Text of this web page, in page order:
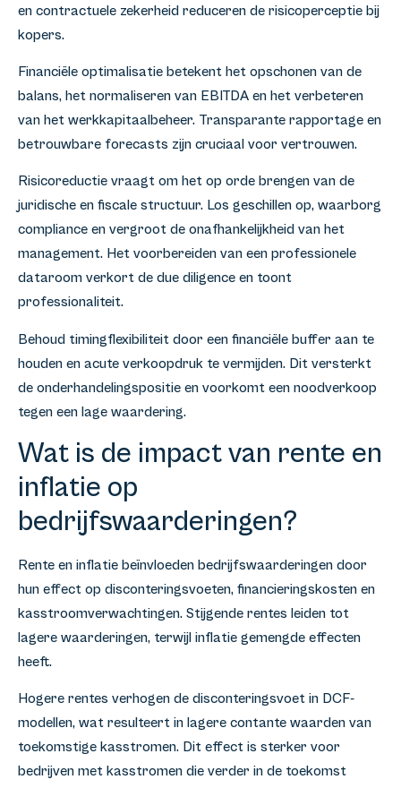
en contractuele zekerheid reduceren de risicoperceptie bij
kopers.
Financiële optimalisatie betekent het opschonen van de
balans, het normaliseren van EBITDA en het verbeteren
van het werkkapitaalbeheer. Transparante rapportage en
betrouwbare forecasts zijn cruciaal voor vertrouwen.
Risicoreductie vraagt om het op orde brengen van de
juridische en fiscale structuur. Los geschillen op, waarborg
compliance en vergroot de onafhankelijkheid van het
management. Het voorbereiden van een professionele
dataroom verkort de due diligence en toont
professionaliteit.
Behoud timingflexibiliteit door een financiële buffer aan te
houden en acute verkoopdruk te vermijden. Dit versterkt
de onderhandelingspositie en voorkomt een noodverkoop
tegen een lage waardering.
Wat is de impact van rente en
inflatie op
bedrijfswaarderingen?
Rente en inflatie beïnvloeden bedrijfswaarderingen door
hun effect op disconteringsvoeten, financieringskosten en
kasstroomverwachtingen. Stijgende rentes leiden tot
lagere waarderingen, terwijl inflatie gemengde effecten
heeft.
Hogere rentes verhogen de disconteringsvoet in DCF-
modellen, wat resulteert in lagere contante waarden van
toekomstige kasstromen. Dit effect is sterker voor
bedrijven met kasstromen die verder in de toekomst